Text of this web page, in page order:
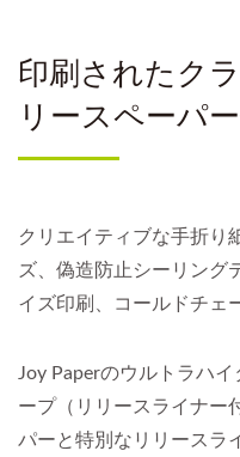
印刷されたク
リースペーパー
クリエイティブな手折り
ズ、偽造防止シーリング
イズ印刷、コールドチェ
Joy Paperのウルトラハ
ープ（リリースライナー
パーと特別なリリースラ